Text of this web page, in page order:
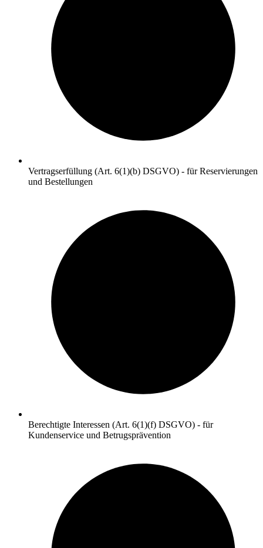
Vertragserfüllung (Art. 6(1)(b) DSGVO) - für Reservierungen
und Bestellungen
Berechtigte Interessen (Art. 6(1)(f) DSGVO) - für
Kundenservice und Betrugsprävention